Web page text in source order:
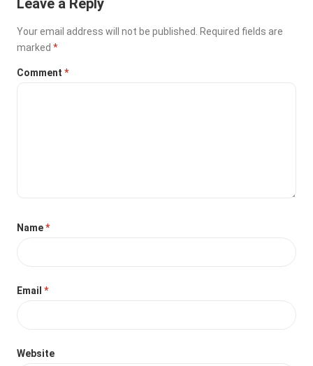
Leave a Reply
Your email address will not be published. Required fields are
marked*
Comment*
Name*
Email*
Website